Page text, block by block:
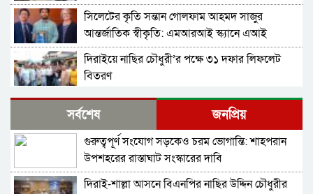
সিলেটের কৃতি সন্তান গোলফাম আহমদ সাজুর
আন্তর্জাতিক স্বীকৃতি: এমআরআই স্ক্যানে এআই
প্রয়োগে পিএইচডি অর্জন
দিরাইয়ে নাছির চৌধুরী’র পক্ষে ৩১ দফার লিফলেট
বিতরণ
কোম্পানীগঞ্জে বিএনপির ‘রাষ্ট্র কাঠামো মেরামত’ ৩১
দফার লিফলেট বিতরণ ও গণসংযোগ
জকিগঞ্জে আইনের তোয়াক্কা নেই! খাসজমি দখল করে
নির্বিঘ্নে ভবন বানাচ্ছেন সোনাসার বাজার কমিটির নেতা
আলাউদ্দিন আলাই
বন্ধ থাকবে সিলেটের ৭টি এলাকায় দীর্ঘ ৯ ঘণ্টা বিদ্যুৎ
সর্বশেষ জনপ্রিয়
গুরুত্বপূর্ণ সংযোগ সড়কেও চরম ভোগান্তি: শাহপরান
উপশহরের রাস্তাঘাট সংস্কারের দাবি
দিরাই-শাল্লা আসনে বিএনপির নাছির উদ্দিন চৌধুরীর